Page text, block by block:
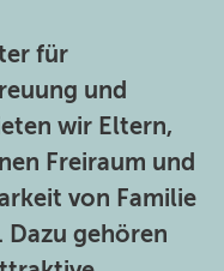
für
und
wir Eltern,
Freiraum und
von Familie
Dazu gehören